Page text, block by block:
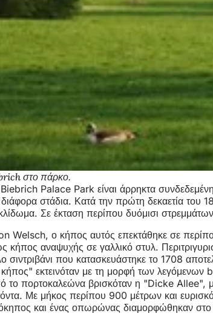
στο πάρκο.
Palace Park είναι άρρηκτα συνδεδεμένη
στάδια. Κατά την πρώτη δεκαετία του
Σε έκταση περίπου δυόμισι
Welsch, ο κήπος αυτός επεκτάθηκε σε
κήπος αναψυχής σε γαλλικό στυλ.
σιντριβάνι που κατασκευάστηκε το 1708
εκτεινόταν με τη μορφή των
πορτοκαλεώνα βρισκόταν η "Dicke Allee",
Με μήκος περίπου 900 μέτρων και
και ένας οπωρώνας διαμορφώθηκαν στο